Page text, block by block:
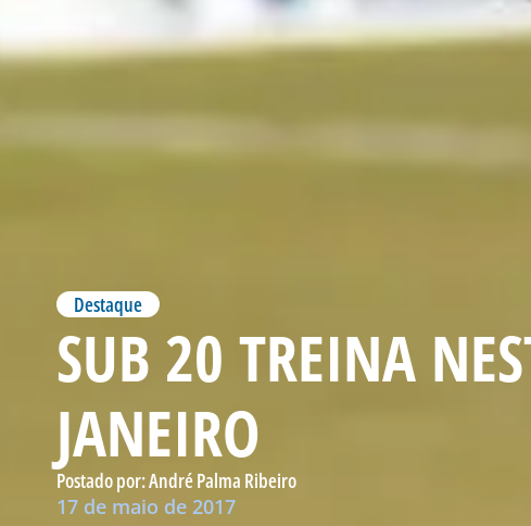
Destaque
SUB 20 TREINA
JANEIRO
Postado por:André Palma Ribeiro
17 de maio de 2017